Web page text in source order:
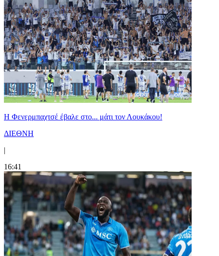
Η Φενερμπαχτσέ έβαλε στο... μάτι τον Λουκάκου!
ΔΙΕΘΝΗ
|
16:41